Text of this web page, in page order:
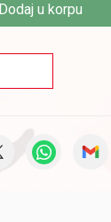
Dodaj u korpu